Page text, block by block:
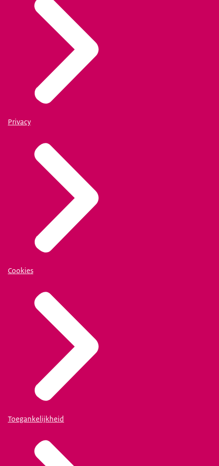
Privacy
Cookies
Toegankelijkheid